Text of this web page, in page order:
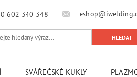
602 340 348‎‎
SVÁŘEČSKÉ KUKLY